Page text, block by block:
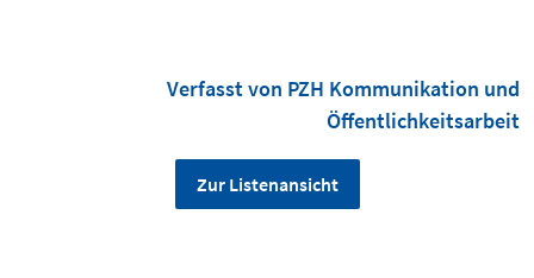
Verfasst von PZH Kommunikation und
Öffentlichkeitsarbeit
Zur Listenansicht